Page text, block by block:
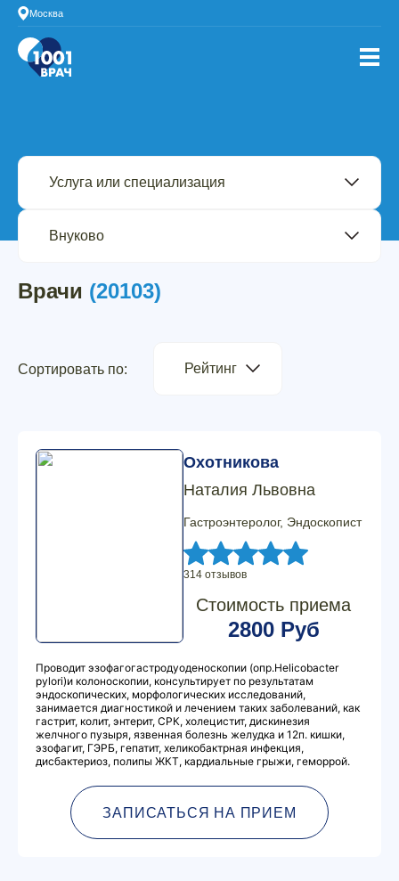
Москва
Врачи (20103)
Сортировать по: Рейтинг
Охотникова
Наталия Львовна
Гастроэнтеролог, Эндоскопист
314 отзывов
Стоимость приема
2800 Руб
Проводит эзофагогастродуоденоскопии (опр.Hеlicobacter
pylori)и колоноскопии, консультирует по результатам
эндоскопических, морфологических исследований,
занимается диагностикой и лечением таких заболеваний, как
гастрит, колит, энтерит, СРК, холецистит, дискинезия
желчного пузыря, язвенная болезнь желудка и 12п. кишки,
эзофагит, ГЭРБ, гепатит, хеликобактрная инфекция,
дисбактериоз, полипы ЖКТ, кардиальные грыжи, геморрой.
ЗАПИСАТЬСЯ НА ПРИЕМ